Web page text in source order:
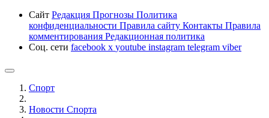
Сайт Редакция Прогнозы Политика
конфиденциальности Правила сайту Контакты Правила
комментирования Редакционная политика
Соц. сети facebook x youtube instagram telegram viber
Спорт
Новости Cпорта